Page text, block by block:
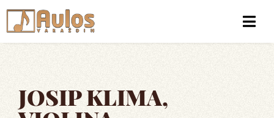
JOSIP KLIMA,